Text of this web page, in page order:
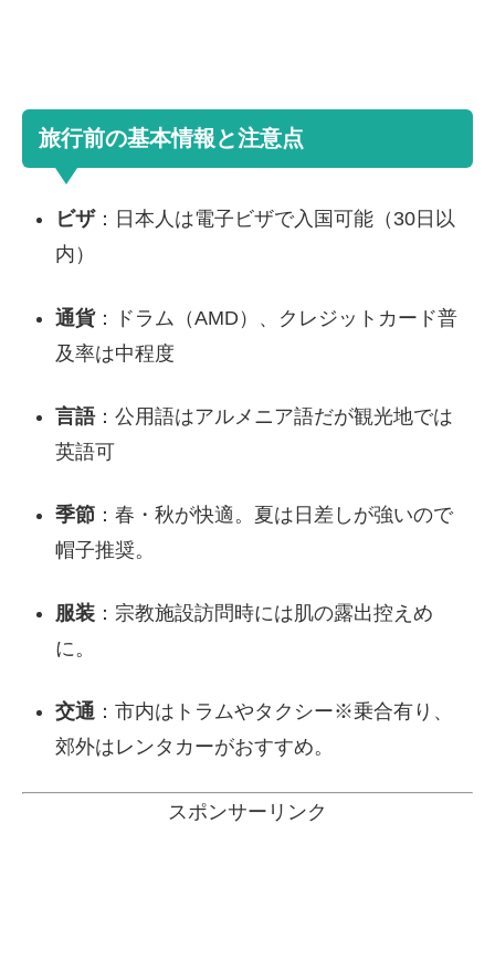
旅行前の基本情報と注意点
ビザ：日本人は電子ビザで入国可能（30日以
内）
通貨：ドラム（AMD）、クレジットカード普
及率は中程度
言語：公用語はアルメニア語だが観光地では
英語可
季節：春・秋が快適。夏は日差しが強いので
帽子推奨。
服装：宗教施設訪問時には肌の露出控えめ
に。
交通：市内はトラムやタクシー※乗合有り、
郊外はレンタカーがおすすめ。
スポンサーリンク